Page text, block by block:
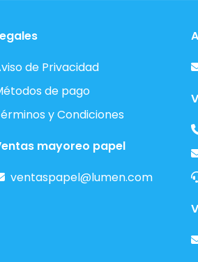
de Privacidad
de pago
y Condiciones
mayoreo papel
ventaspapel@lumen.com